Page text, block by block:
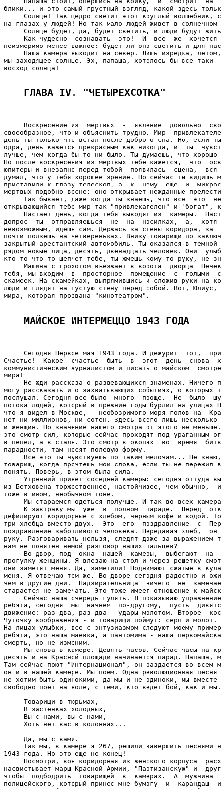
ГЛАВА IV. "ЧЕТЫРЕХСОТКА"
Воскресение из  мертвых  -  явление  довольно
своеобразное, что и объяснить трудно. Мир
день ты только что встал после доброго сна. Но, если
одра, день кажется прекрасным как никогда, и  ты
лучше, чем когда бы то ни было. Ты думаешь, что
Но после воскресения из мертвых тебе кажется,  что
юпитеры и внезапно перед тобой  появилась  сцена,
думал, что у тебя хорошее зрение. Но сейчас ты видишь
приставили к глазу телескоп, а  к  нему  еще  и
мертвых подобно весне: оно открывает нежданные
Так бывает, даже когда ты знаешь, что все  это
открывающийся тебе мир так "привлекателен" и "богат",
Настает день, когда тебя выводят из  камеры.
допрос  ты  отправляешься  не  на  носилках,  а,
невозможным, идешь сам. Держась за стены коридора, за
почти ползешь на четвереньках. Внизу товарищи по
закрытый арестантский автомобиль. Ты оказался в
рядом новые лица, десять, двенадцать человек. Они
кто-то что-то шепчет тебе, ты жмешь кому-то руку, не
Машина с грохотом въезжает в ворота  дворца
тебя, мы входим  в  просторное  помещение  с  голыми
скамеек. На скамейках, выпрямившись и сложив руки на
люди и глядят на пустую стену перед собой. Вот, Юлиус,
мира, которая прозвана "кинотеатром".
МАЙСКОЕ ИНТЕРМЕЦЦО 1943 ГОДА